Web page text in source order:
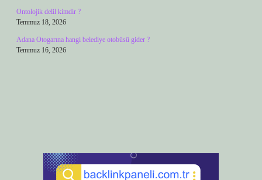
Ontolojik delil kimdir ?
Temmuz 18, 2026
Adana Otogarına hangi belediye otobüsü gider ?
Temmuz 16, 2026